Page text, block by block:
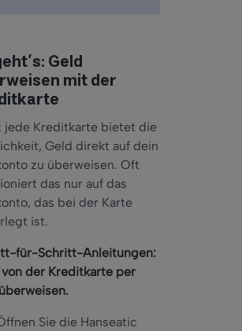
Geld
mit der
jede Kreditkarte bietet die
Geld direkt auf dein
zu überweisen. Oft
das nur auf das
das bei der Karte
ist.
für-Schritt-Anleitungen:
der Kreditkarte per
Sie die Hanseatic